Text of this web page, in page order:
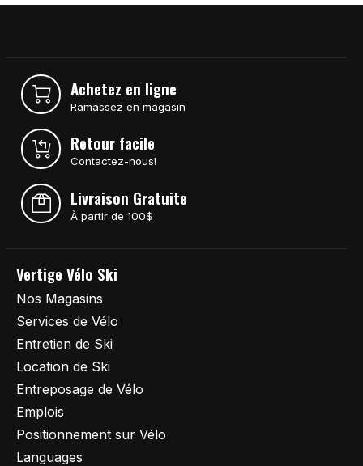
Achetez en ligne
Ramassez en magasin
Retour facile
Contactez-nous!
Livraison Gratuite
À partir de 100$
Vertige Vélo Ski
Nos Magasins
Services de Vélo
Entretien de Ski
Location de Ski
Entreposage de Vélo
Emplois
Positionnement sur Vélo
Languages